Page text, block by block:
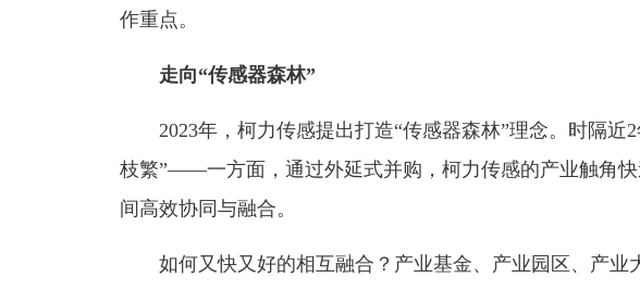
作重点。
走向“传感器森林”
2023年，柯力传感提出打造“传感器森林”理念。时隔近2
枝繁”——一方面，通过外延式并购，柯力传感的产业触角
间高效协同与融合。
如何又快又好的相互融合？产业基金、产业园区、产业